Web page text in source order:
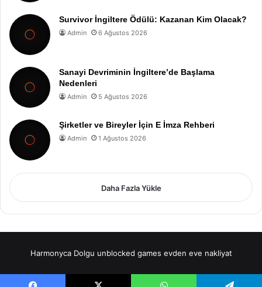
Survivor İngiltere Ödülü: Kazanan Kim Olacak?
Admin 6 Ağustos 2026
Sanayi Devriminin İngiltere’de Başlama
Nedenleri
Admin 5 Ağustos 2026
Şirketler ve Bireyler İçin E İmza Rehberi
Admin 1 Ağustos 2026
Daha Fazla Yükle
Harmonyca Dolgu unblocked games evden eve nakliyat